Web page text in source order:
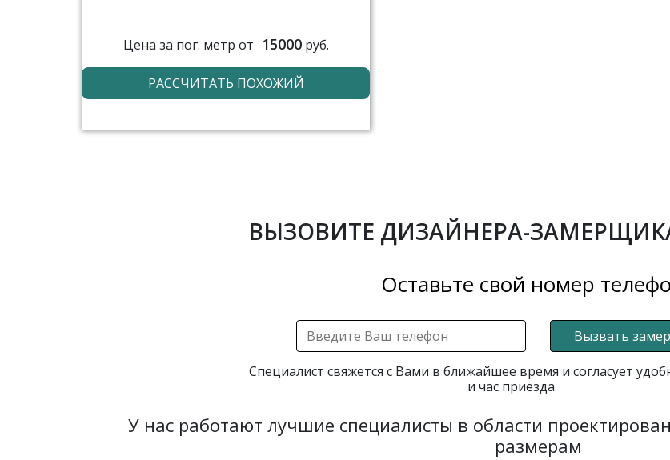
Цена за пог. метр от 15000руб.
РАССЧИТАТЬ ПОХОЖИЙ
ВЫЗОВИТЕ ДИЗАЙНЕРА-
Оставьте свой номер
Вызвать
Специалист свяжется с Вами в ближайшее время и согласует
и час приезда.
У нас работают лучшие специалисты в области
размерам